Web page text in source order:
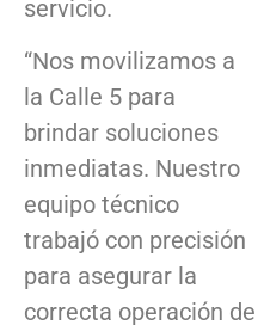
servicio.
“Nos movilizamos a
la Calle 5 para
brindar soluciones
inmediatas. Nuestro
equipo técnico
trabajó con precisión
para asegurar la
correcta operación de